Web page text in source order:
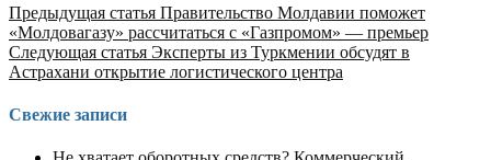
Продолжить
чтение
Предыдущая статья Правительство Молдавии поможет
«Молдовагазу» рассчитаться с «Газпромом» — премьер
Следующая статья Эксперты из Туркмении обсудят в
Астрахани открытие логистического центра
Свежие записи